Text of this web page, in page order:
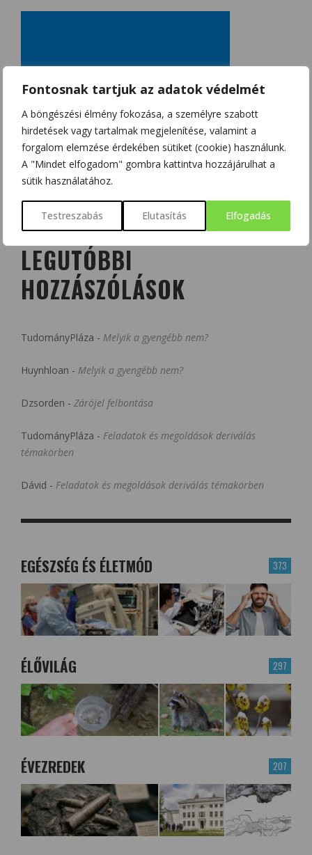
Fontosnak tartjuk az adatok védelmét
A böngészési élmény fokozása, a személyre szabott
hirdetések vagy tartalmak megjelenítése, valamint a
forgalom elemzése érdekében sütiket (cookie) használunk.
A "Mindet elfogadom" gombra kattintva hozzájárulhat a
sütik használatához.
Testreszabás Elutasítás Elfogadás
LEGUTÓBBI
HOZZÁSZÓLÁSOK
TudományPláza - Melyik a gyengébb nem?
Huynhloan - Melyik a gyengébb nem?
Dzsorden - Zárójel felbontása
TudományPláza - Feladatok és megoldások deriválás
témakörben
Dávid - Feladatok és megoldások deriválás témakörben
373
EGÉSZSÉG ÉS ÉLETMÓD
297
ÉLŐVILÁG
207
ÉVEZREDEK